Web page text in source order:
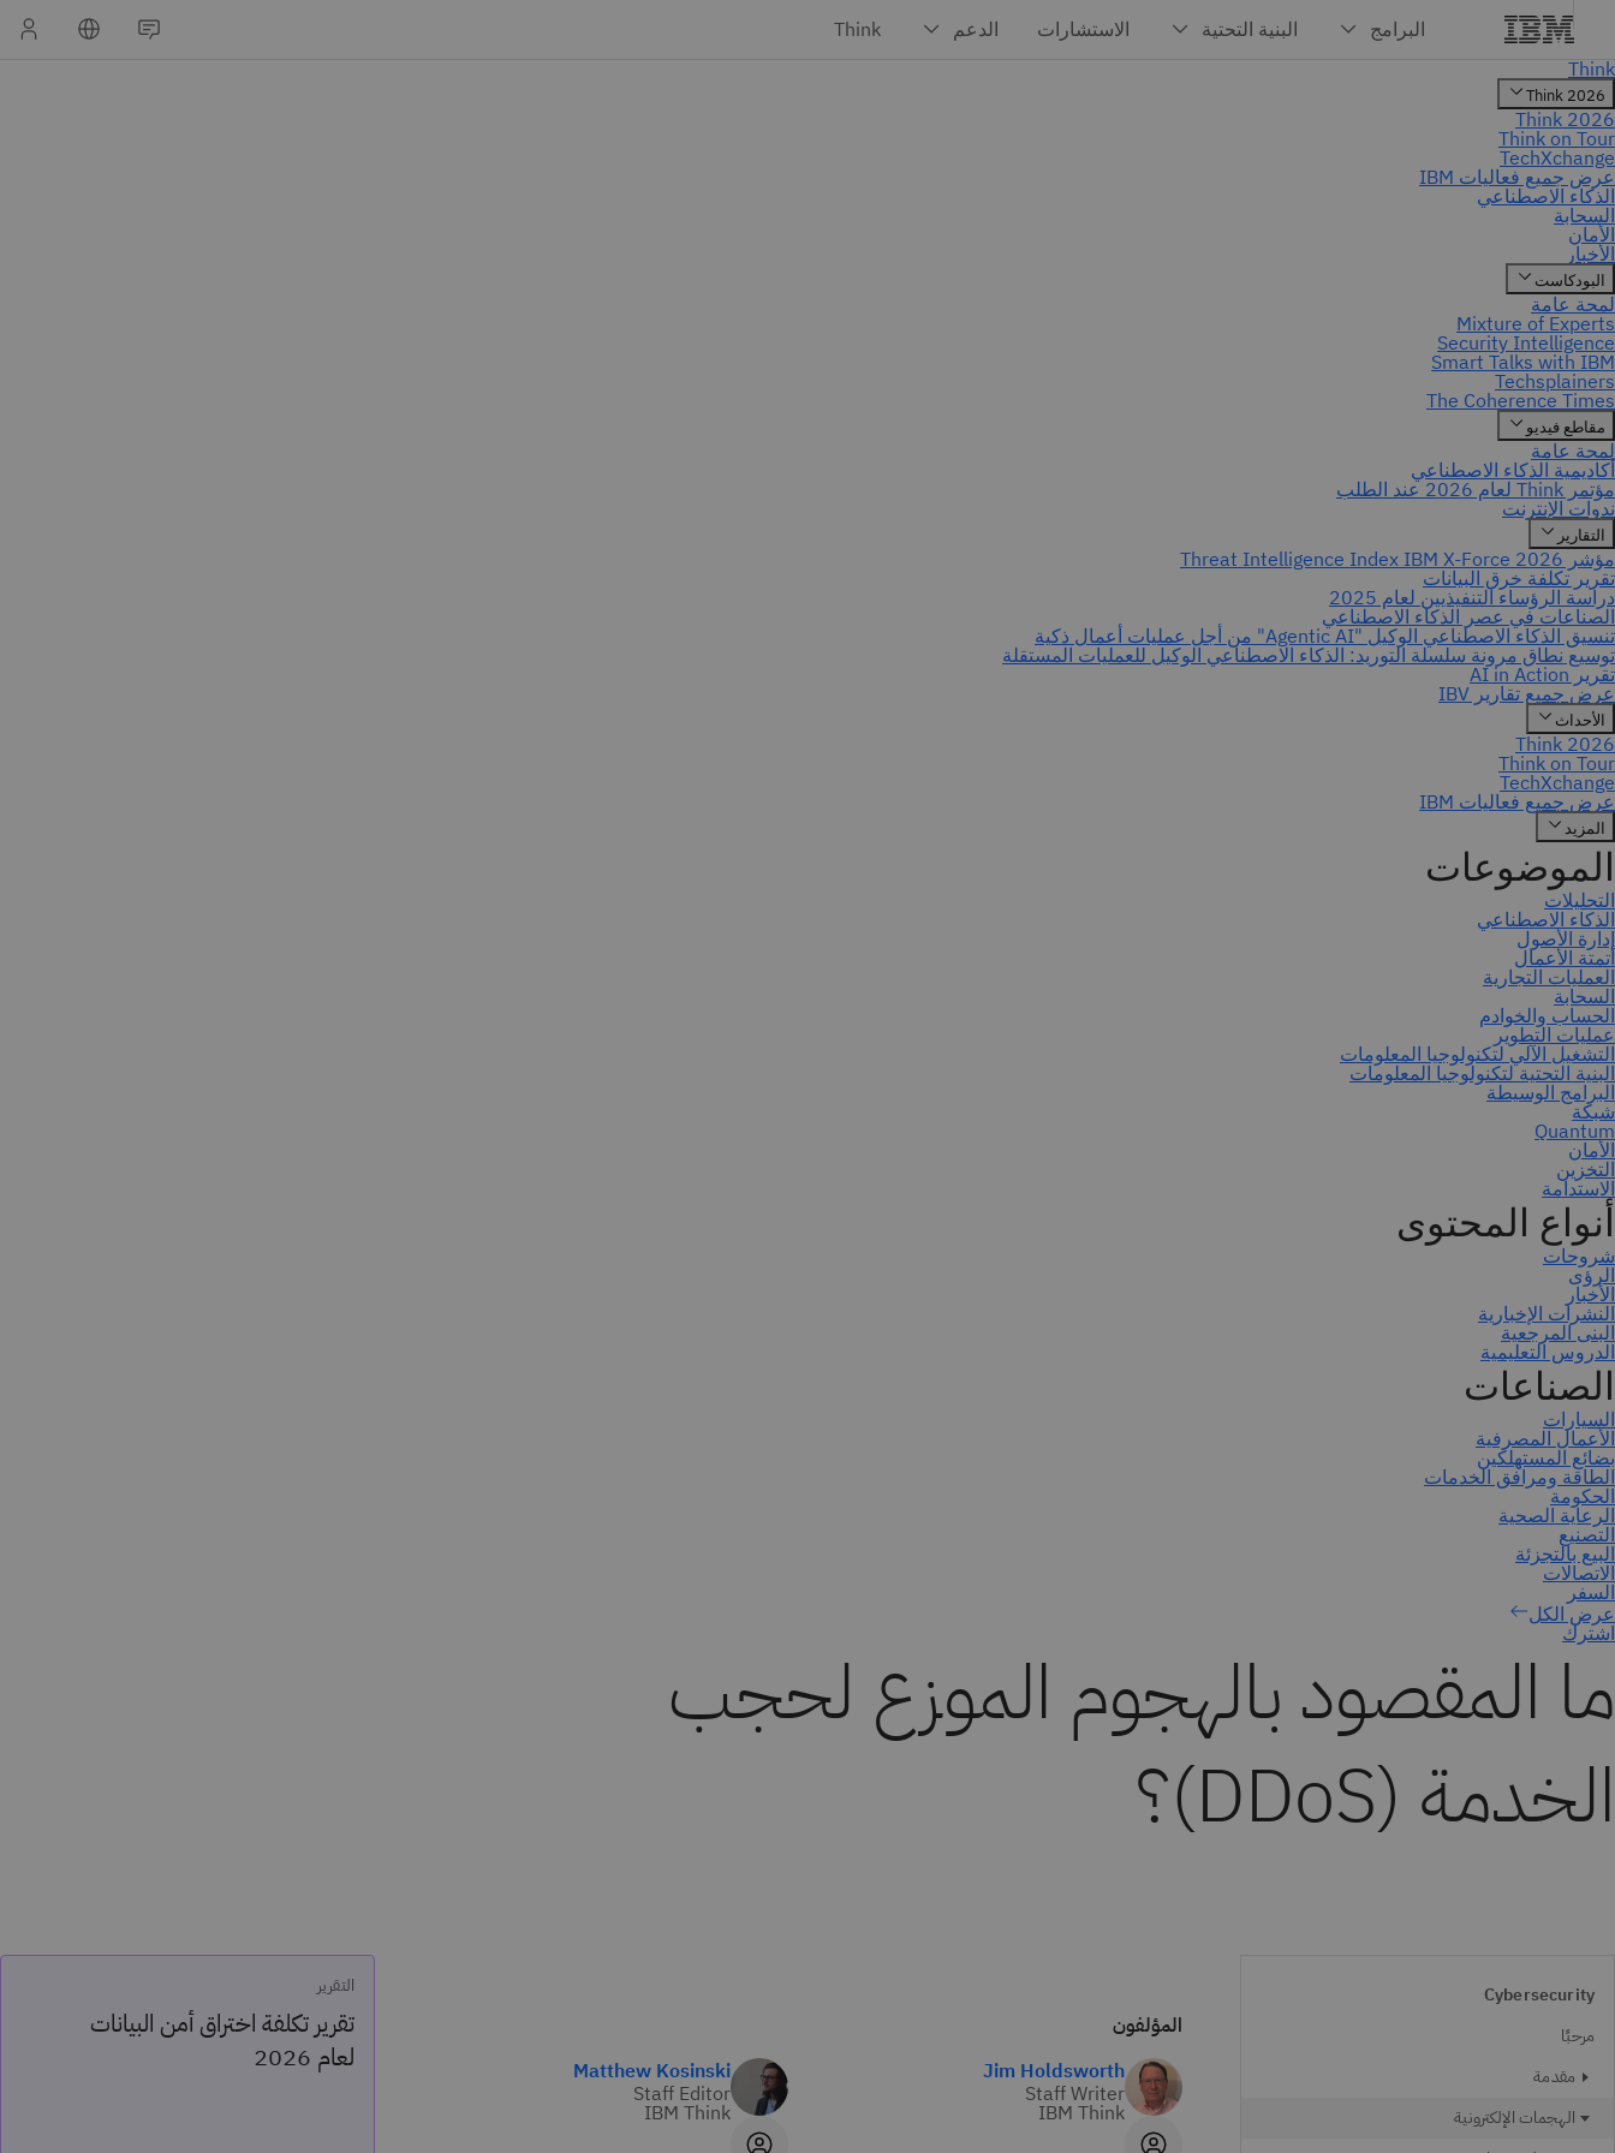
اشترك
ما المقصود بالهجوم الموزع لحجب
الخدمة (DDoS)؟
Cybersecurity
مرحبًا
مقدمة
الهجمات الإلكترونية
المؤلفون
Jim Holdsworth
Staff Writer
IBM Think
Matthew Kosinski
Staff Editor
IBM Think
التقرير
تقرير تكلفة اختراق أمن البيانات
لعام 2026